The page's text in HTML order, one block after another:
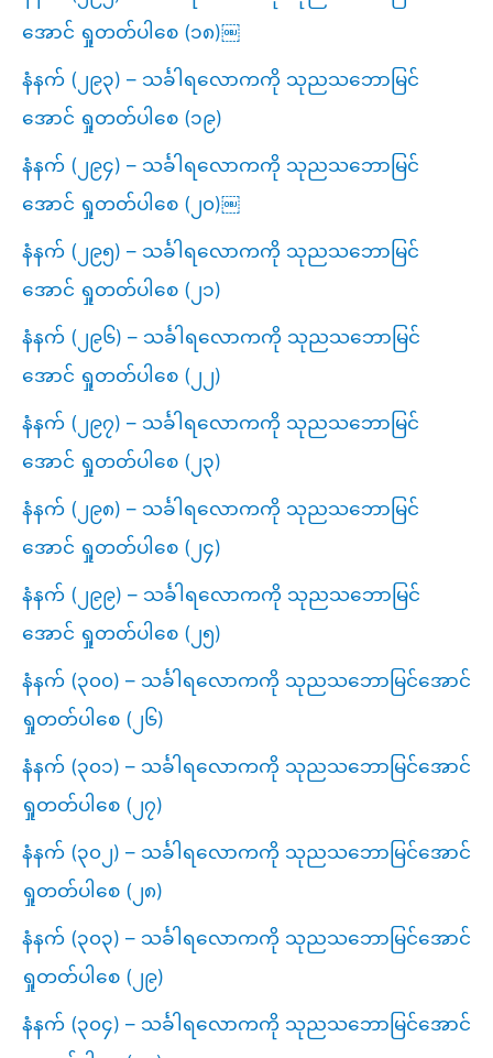
အောင် ရှုတတ်ပါစေ (၁၈)￼
နံနက် (၂၉၃) – သင်္ခါရလောကကို သုညသဘောမြင်
အောင် ရှုတတ်ပါစေ (၁၉)
နံနက် (၂၉၄) – သင်္ခါရလောကကို သုညသဘောမြင်
အောင် ရှုတတ်ပါစေ (၂၀)￼
နံနက် (၂၉၅) – သင်္ခါရလောကကို သုညသဘောမြင်
အောင် ရှုတတ်ပါစေ (၂၁)
နံနက် (၂၉၆) – သင်္ခါရလောကကို သုညသဘောမြင်
အောင် ရှုတတ်ပါစေ (၂၂)
နံနက် (၂၉၇) – သင်္ခါရလောကကို သုညသဘောမြင်
အောင် ရှုတတ်ပါစေ (၂၃)
နံနက် (၂၉၈) – သင်္ခါရလောကကို သုညသဘောမြင်
အောင် ရှုတတ်ပါစေ (၂၄)
နံနက် (၂၉၉) – သင်္ခါရလောကကို သုညသဘောမြင်
အောင် ရှုတတ်ပါစေ (၂၅)
နံနက် (၃၀၀) – သင်္ခါရလောကကို သုညသဘောမြင်အောင်
ရှုတတ်ပါစေ (၂၆)
နံနက် (၃၀၁) – သင်္ခါရလောကကို သုညသဘောမြင်အောင်
ရှုတတ်ပါစေ (၂၇)
နံနက် (၃၀၂) – သင်္ခါရလောကကို သုညသဘောမြင်အောင်
ရှုတတ်ပါစေ (၂၈)
နံနက် (၃၀၃) – သင်္ခါရလောကကို သုညသဘောမြင်အောင်
ရှုတတ်ပါစေ (၂၉)
နံနက် (၃၀၄) – သင်္ခါရလောကကို သုညသဘောမြင်အောင်